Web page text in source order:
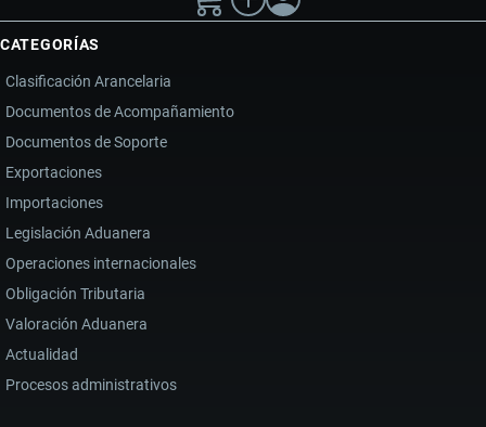
CATEGORÍAS
Clasificación Arancelaria
Documentos de Acompañamiento
Documentos de Soporte
Exportaciones
Importaciones
Legislación Aduanera
Operaciones internacionales
Obligación Tributaria
Valoración Aduanera
Actualidad
Procesos administrativos